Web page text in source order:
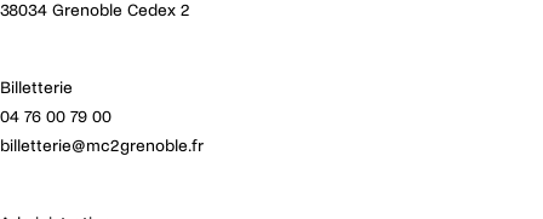
Malraux – Scène nationale de Chambéry Savoie
38034 Grenoble Cedex 2
Billetterie
04 76 00 79 00
billetterie@mc2grenoble.fr